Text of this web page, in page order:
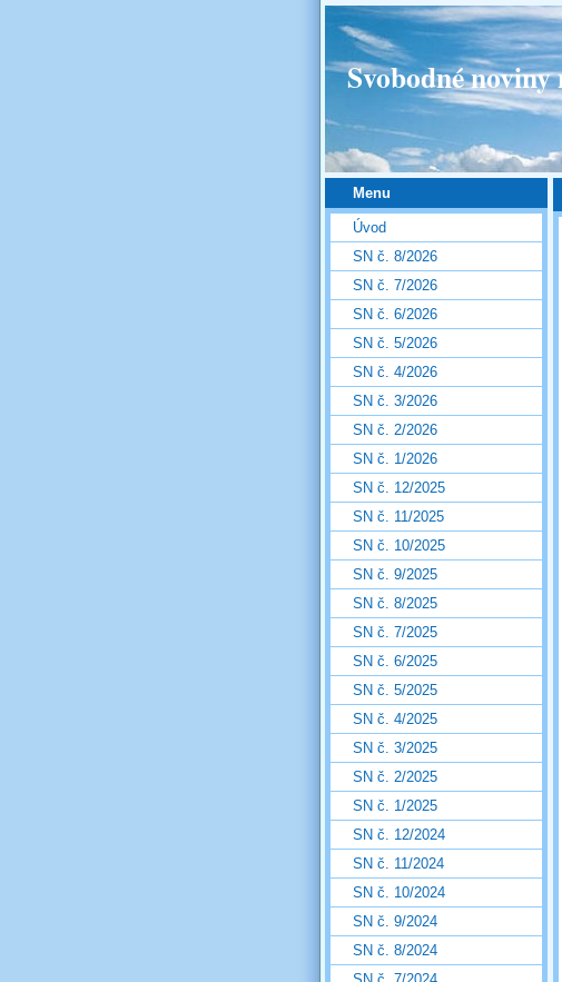
Svobodné
Menu
Úvod
SN č. 8/2026
SN č. 7/2026
SN č. 6/2026
SN č. 5/2026
SN č. 4/2026
SN č. 3/2026
SN č. 2/2026
SN č. 1/2026
SN č. 12/2025
SN č. 11/2025
SN č. 10/2025
SN č. 9/2025
SN č. 8/2025
SN č. 7/2025
SN č. 6/2025
SN č. 5/2025
SN č. 4/2025
SN č. 3/2025
SN č. 2/2025
SN č. 1/2025
SN č. 12/2024
SN č. 11/2024
SN č. 10/2024
SN č. 9/2024
SN č. 8/2024